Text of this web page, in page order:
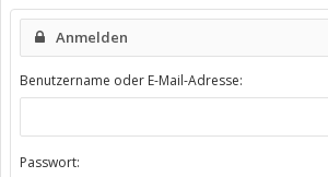
Anmelden
Benutzername oder E-Mail-Adresse:
Passwort: